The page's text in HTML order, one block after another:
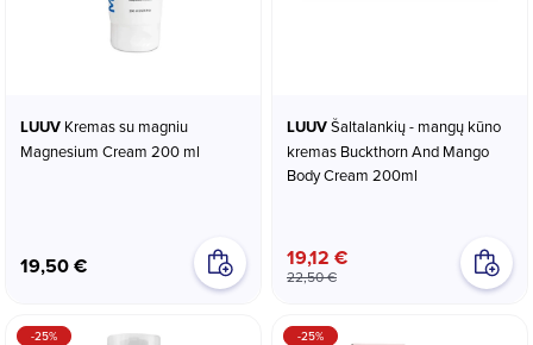
LUUV
Magnesium Cream 200 ml
19,50 €
LUUV
kremas Buckthorn And Mango
Body Cream 200ml
19,12 €
22,50 €
-25% -25%